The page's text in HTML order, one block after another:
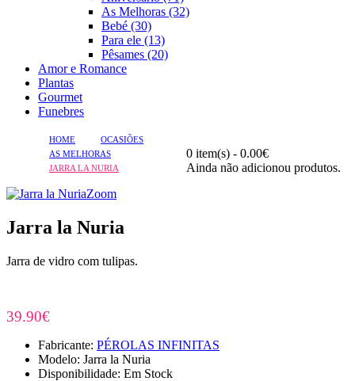
As Melhoras (32)
Bebé (30)
Para ele (13)
Pêsames (20)
Amor e Romance
Plantas
Gourmet
Funebres
0 item(s) - 0.00€
Ainda não adicionou produtos.
HOME
OCASIÕES
AS MELHORAS
JARRA LA NURIA
Zoom
Jarra la Nuria
Jarra de vidro com tulipas.
39.90€
Fabricante: PÉROLAS INFINITAS
Modelo: Jarra la Nuria
Disponibilidade: Em Stock